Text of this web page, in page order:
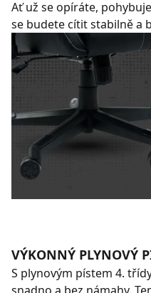
Ať už se opíráte,
se budete cítit stabilně a
VÝKONNÝ PLYNOVÝ
S plynovým pístem 4.